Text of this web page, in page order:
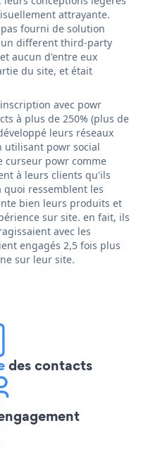
attrayante.
fourni de solution
un different third-party
aucun d'entre eux
du site, et était
avec powr
à plus de 250% (plus de
leurs réseaux
utilisant powr social
curseur powr comme
à leurs clients qu'ils
ressemblent les
bien leurs produits et
sur site. en fait, ils
avec les
engagés 2,5 fois plus
sur leur site.
des contacts